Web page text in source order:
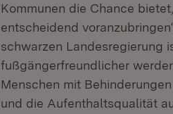
Kommunen die Chance
entscheidend
schwarzen Landesregierung
fußgängerfreundlicher
Menschen mit
und die Aufenthaltsqualität